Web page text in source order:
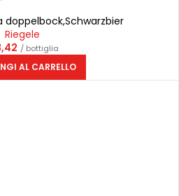
doppelbock,Schwarzbier
Riegele
/ bottiglia
AL CARRELLO